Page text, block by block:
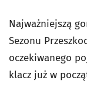
Najważniejszą
Sezonu
oczekiwanego
klacz już w